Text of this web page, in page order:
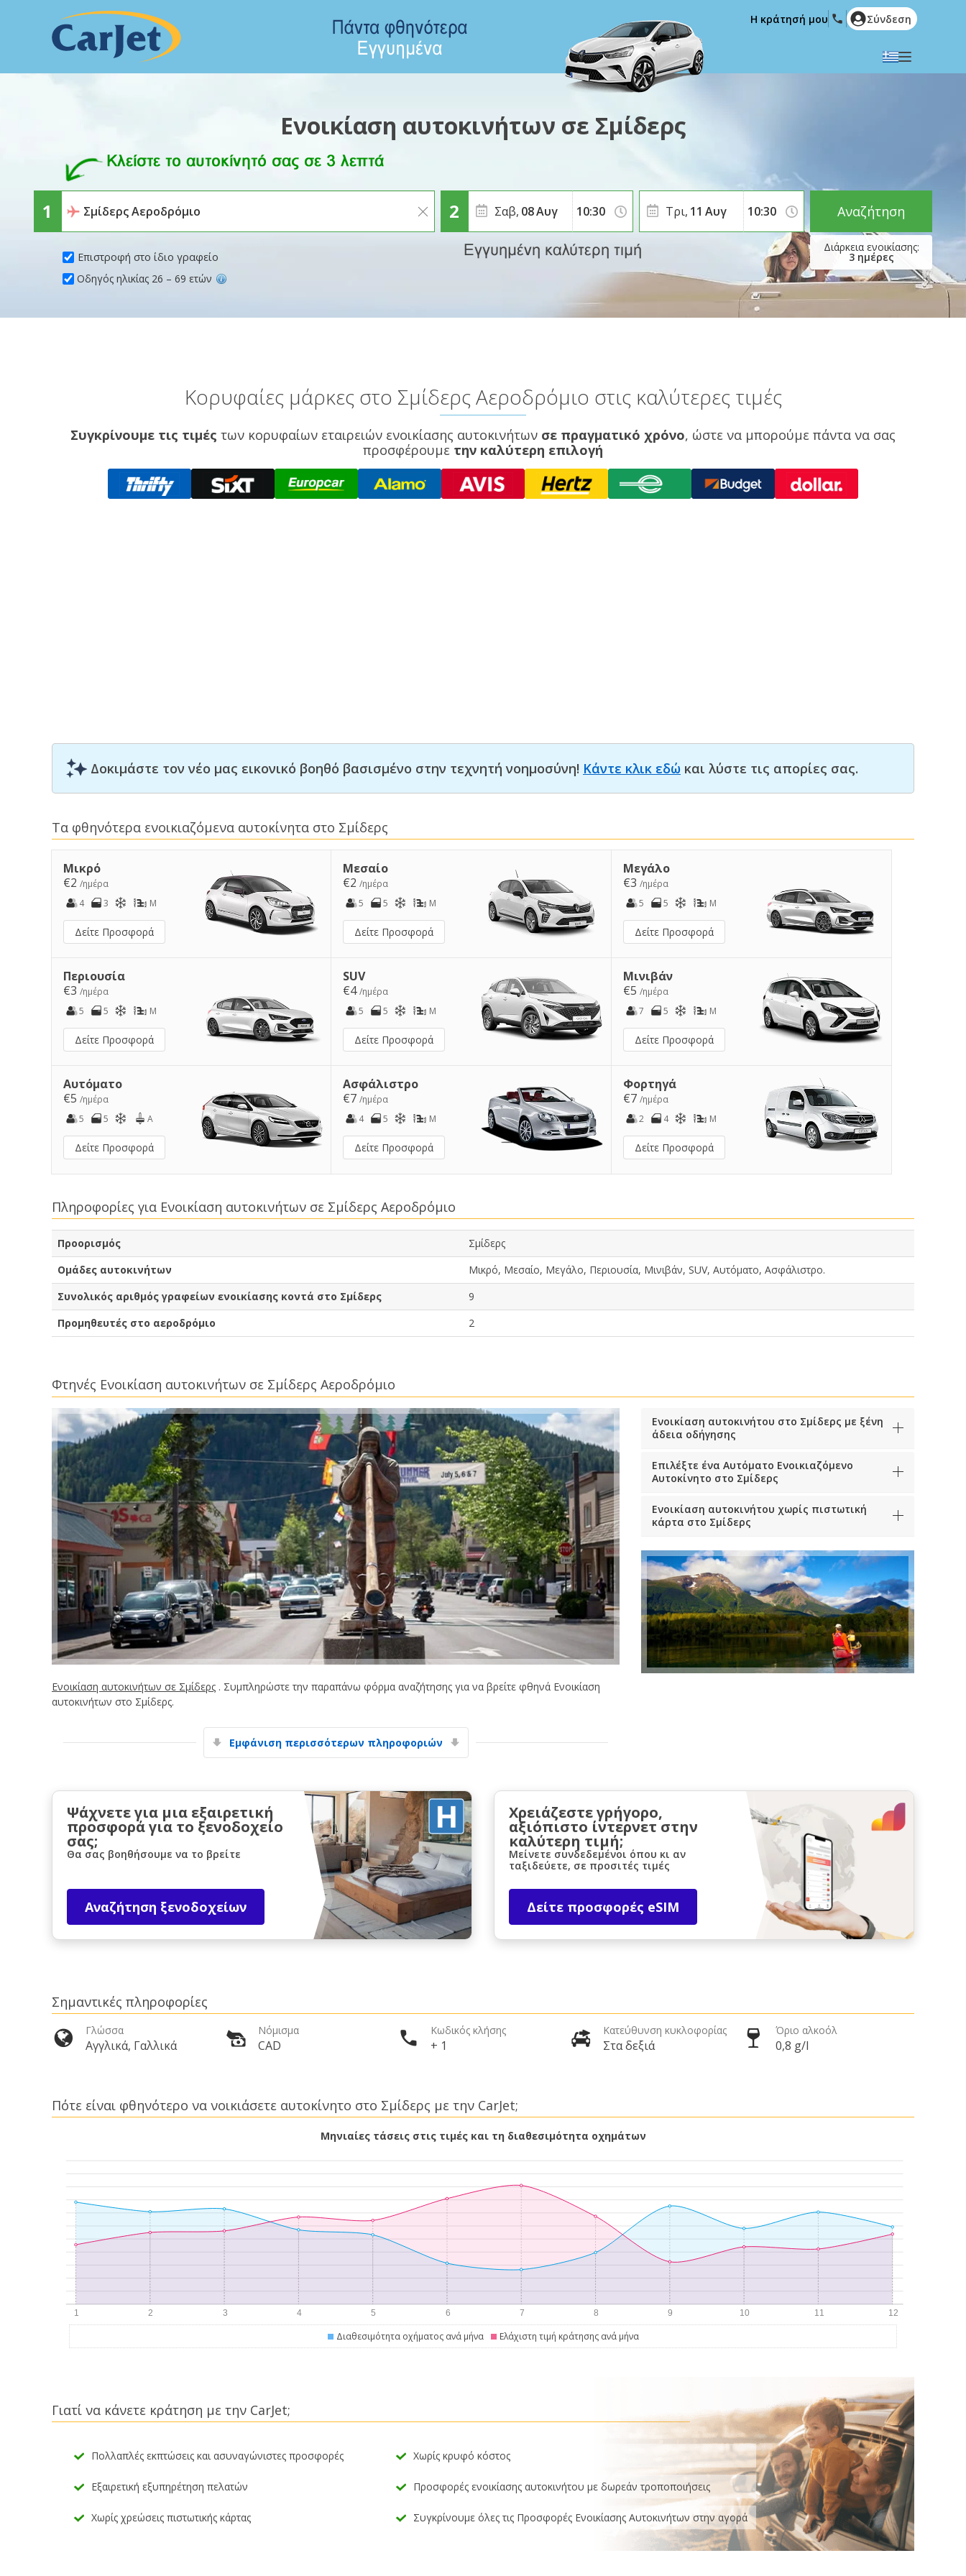
English (US)
Polski
Română
Ελληνικά
Hrvatski
العربية
Η κράτησή μου Σύνδεση
Ενοικίαση αυτοκινήτων σε Σμίδερς
Επιστροφή στο ίδιο γραφείο
Σαβ, 08Αυγ
3 ημέρες
Τρι, 11 Αυγ
Οδηγός ηλικίας 26 – 69 ετών
Αναζήτηση
Κορυφαίες μάρκες στο Σμίδερς Αεροδρόμιο στις καλύτερες τιμές
Συγκρίνουμε τις τιμές των κορυφαίων εταιρειών ενοικίασης αυτοκινήτων σε πραγματικό χρόνο, ώστε να μπορούμε πάντα να σας
προσφέρουμε την καλύτερη επιλογή
Δοκιμάστε τον νέο μας εικονικό βοηθό βασισμένο στην τεχνητή νοημοσύνη! Κάντε κλικ εδώ και λύστε τις απορίες σας.
Τα φθηνότερα ενοικιαζόμενα αυτοκίνητα στο Σμίδερς
Μικρό
€2 /ημέρα
4
3 M
Δείτε Προσφορά
Μεσαίο
€2/ημέρα
5
5 M
Δείτε Προσφορά
Μεγάλο
€3 /ημέρα
5
5 M
Δείτε Προσφορά
Περιουσία
€3 /ημέρα
5
5 M
Δείτε Προσφορά
SUV
€4/ημέρα
5
5 M
Δείτε Προσφορά
Μινιβάν
€5 /ημέρα
7
5 M
Δείτε Προσφορά
Αυτόματο
€5 /ημέρα
5
5 A
Δείτε Προσφορά
Ασφάλιστρο
€7/ημέρα
4
5 M
Δείτε Προσφορά
Φορτηγά
€7 /ημέρα
2
4 M
Δείτε Προσφορά
Πληροφορίες για Ενοικίαση αυτοκινήτων σε Σμίδερς Αεροδρόμιο
Προορισμός
Σμίδερς
Ομάδες αυτοκινήτων
Μικρό, Μεσαίο, Μεγάλο, Περιουσία, Μινιβάν, SUV, Αυτόματο, Ασφάλιστρο.
Συνολικός αριθμός γραφείων ενοικίασης κοντά στο Σμίδερς
9
Προμηθευτές στο αεροδρόμιο
2
Φτηνές Ενοικίαση αυτοκινήτων σε Σμίδερς Αεροδρόμιο
Ενοικίαση αυτοκινήτων σε Σμίδερς . Συμπληρώστε την παραπάνω φόρμα αναζήτησης για να βρείτε φθηνά Ενοικίαση
αυτοκινήτων στο Σμίδερς.
Εμφάνιση περισσότερων πληροφοριών
Ενοικίαση αυτοκινήτου στο Σμίδερς με ξένη
άδεια οδήγησης
Επιλέξτε ένα Αυτόματο Ενοικιαζόμενο
Αυτοκίνητο στο Σμίδερς
Ενοικίαση αυτοκινήτου χωρίς πιστωτική
κάρτα στο Σμίδερς
Ψάχνετε για μια εξαιρετική
προσφορά για το ξενοδοχείο
σας;
Θα σας βοηθήσουμε να το βρείτε
Αναζήτηση ξενοδοχείων
Χρειάζεστε γρήγορο,
αξιόπιστο ίντερνετ στην
καλύτερη τιμή;
Μείνετε συνδεδεμένοι όπου κι αν
ταξιδεύετε, σε προσιτές τιμές
Δείτε προσφορές eSIM
Σημαντικές πληροφορίες
Γλώσσα
Αγγλικά, Γαλλικά
Νόμισμα
CAD
Κωδικός κλήσης
+ 1
Κατεύθυνση κυκλοφορίας
Στα δεξιά
Όριο αλκοόλ
0,8 g/l
Πότε είναι φθηνότερο να νοικιάσετε αυτοκίνητο στο Σμίδερς με την CarJet;
Μηνιαίες τάσεις στις τιμές και τη διαθεσιμότητα οχημάτων
Διαθεσιμότητα οχήματος ανά μήνα Ελάχιστη τιμή κράτησης ανά μήνα
Γιατί να κάνετε κράτηση με την CarJet;
Πολλαπλές εκπτώσεις και ασυναγώνιστες προσφορές Χωρίς κρυφό κόστος
Εξαιρετική εξυπηρέτηση πελατών Προσφορές ενοικίασης αυτοκινήτου με δωρεάν τροποποιήσεις
Χωρίς χρεώσεις πιστωτικής κάρτας Συγκρίνουμε όλες τις Προσφορές Ενοικίασης Αυτοκινήτων στην αγορά
Μεγάλες εξοικονομήσεις
Αποκτήστε πρόσβαση σε αποκλειστικές
Σύνδεση με eLink